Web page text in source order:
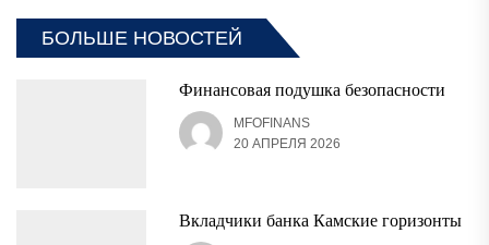
БОЛЬШЕ НОВОСТЕЙ
Финансовая подушка безопасности
MFOFINANS
20 АПРЕЛЯ 2026
Вкладчики банка Камские горизонты